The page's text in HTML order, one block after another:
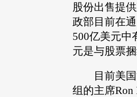
股份出售提
政部目前在
500亿美元中
元是与股票
目前美国
组的主席Ron